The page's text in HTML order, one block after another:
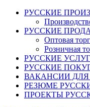
РУССКИЕ
РУССКИЕ
Оптовая
Розничная
РУССКИЕ
РУССКИЕ
ВАКАНСИИ ДЛЯ
РЕЗЮМЕ
ПРОЕКТЫ